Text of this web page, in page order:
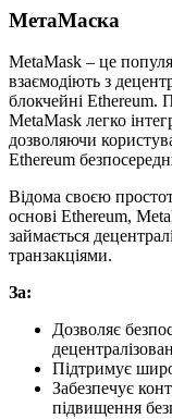
МетаМаска
MetaMask – це
взаємодіють з
блокчейні Ethereum.
MetaMask легко
дозволяючи
Ethereum
Відома своєю
основі Ethereum,
займається
транзакціями.
За:
Дозволяє
Підтримує
Забезпечує
підвищення